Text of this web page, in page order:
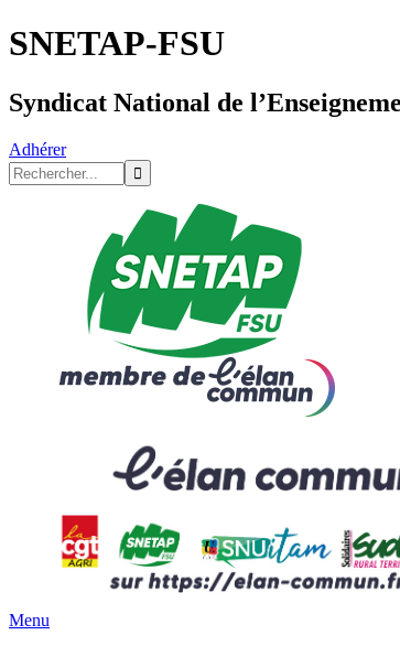
SNETAP-FSU
Syndicat National de
Adhérer
Menu